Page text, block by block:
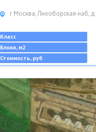
г Москва, Лихоборская наб,
Класс
Блоки, м2
Стоимость, руб